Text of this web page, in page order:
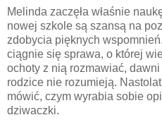
Melinda zaczęła właśnie
nowej szkole są szansą na
zdobycia pięknych
ciągnie się sprawa, o której
ochoty z nią rozmawiać,
rodzice nie rozumieją.
mówić, czym wyrabia sobie
dziwaczki.